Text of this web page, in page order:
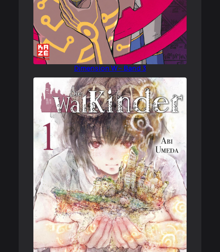
Dimension W – Band 3